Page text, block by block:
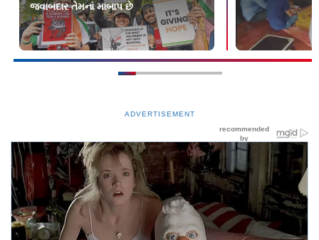
જવાબદાર તેમનાં માબાપ છે
ADVERTISEMENT